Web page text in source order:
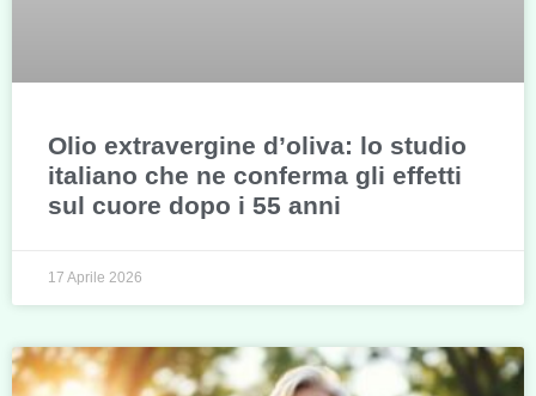
Olio extravergine d’oliva: lo studio
italiano che ne conferma gli effetti
sul cuore dopo i 55 anni
17 Aprile 2026